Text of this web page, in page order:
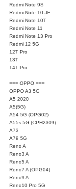
Redmi Note 9S
Redmi Note 10 JE
Redmi Note 10T
Redmi Note 11
Redmi Note 13 Pro
Redmi 12 5G
12T Pro
13T
14T Pro
=== OPPO ===
OPPO A3 5G
A5 2020
A5(5G)
A54 5G (OPG02)
A55s 5G (CPH2309)
A73
A79 5G
Reno A
Reno3 A
Reno5 A
Reno7 A (OPG04)
Reno9 A
Reno10 Pro 5G